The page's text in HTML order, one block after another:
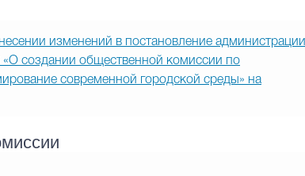
изменений в постановление администрации
создании общественной комиссии по
современной городской среды» на